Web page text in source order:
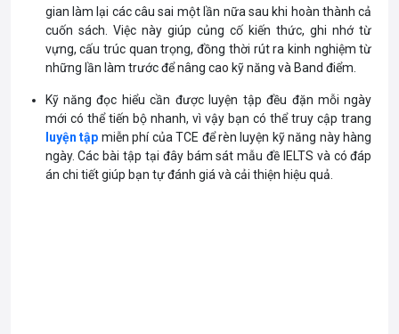
gian làm lại các câu sai một lần nữa sau khi hoàn thành cả
cuốn sách. Việc này giúp củng cố kiến thức, ghi nhớ từ
vựng, cấu trúc quan trọng, đồng thời rút ra kinh nghiệm từ
những lần làm trước để nâng cao kỹ năng và Band điểm.
Kỹ năng đọc hiểu cần được luyện tập đều đặn mỗi ngày
mới có thể tiến bộ nhanh, vì vậy bạn có thể truy cập trang
luyện tập miễn phí của TCE để rèn luyện kỹ năng này hàng
ngày. Các bài tập tại đây bám sát mẫu đề IELTS và có đáp
án chi tiết giúp bạn tự đánh giá và cải thiện hiệu quả.